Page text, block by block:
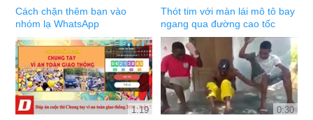
Cách chặn thêm bạn vào
nhóm lạ WhatsApp
Thót tim với màn lái mô tô bay
ngang qua đường cao tốc
1:19 0:30